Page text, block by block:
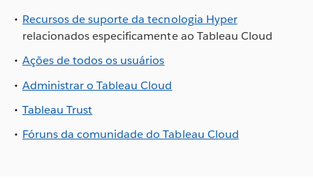
Recursos de suporte da tecnologia Hyper
relacionados especificamente ao Tableau Cloud
Ações de todos os usuários
Administrar o Tableau Cloud
Tableau Trust
Fóruns da comunidade do Tableau Cloud